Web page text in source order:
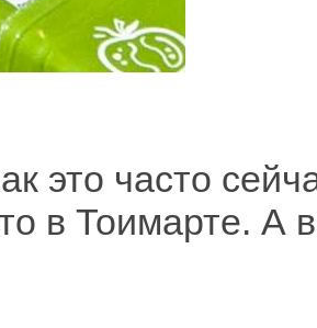
это часто
в Тоимарте. А